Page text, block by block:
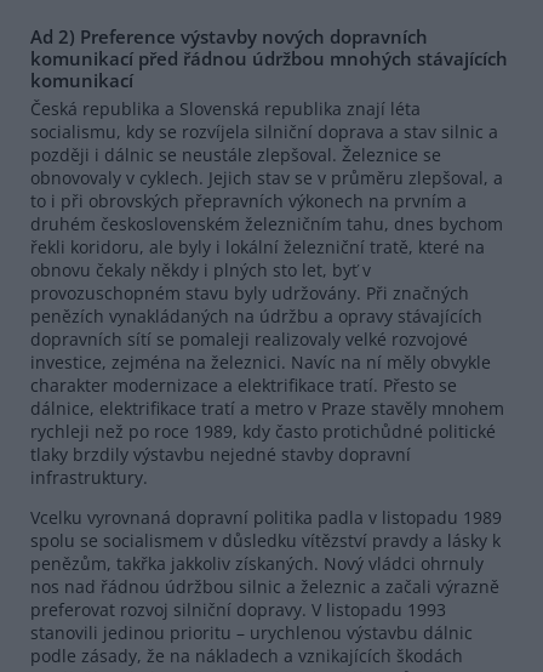
Ad 2) Preference výstavby nových dopravních
komunikací před řádnou údržbou mnohých stávajících
komunikací
Česká republika a Slovenská republika znají léta
socialismu, kdy se rozvíjela silniční doprava a stav silnic a
později i dálnic se neustále zlepšoval. Železnice se
obnovovaly v cyklech. Jejich stav se v průměru zlepšoval, a
to i při obrovských přepravních výkonech na prvním a
druhém československém železničním tahu, dnes bychom
řekli koridoru, ale byly i lokální železniční tratě, které na
obnovu čekaly někdy i plných sto let, byť v
provozuschopném stavu byly udržovány. Při značných
penězích vynakládaných na údržbu a opravy stávajících
dopravních sítí se pomaleji realizovaly velké rozvojové
investice, zejména na železnici. Navíc na ní měly obvykle
charakter modernizace a elektrifikace tratí. Přesto se
dálnice, elektrifikace tratí a metro v Praze stavěly mnohem
rychleji než po roce 1989, kdy často protichůdné politické
tlaky brzdily výstavbu nejedné stavby dopravní
infrastruktury.
Vcelku vyrovnaná dopravní politika padla v listopadu 1989
spolu se socialismem v důsledku vítězství pravdy a lásky k
penězům, takřka jakkoliv získaných. Nový vládci ohrnuly
nos nad řádnou údržbou silnic a železnic a začali výrazně
preferovat rozvoj silniční dopravy. V listopadu 1993
stanovili jedinou prioritu – urychlenou výstavbu dálnic
podle zásady, že na nákladech a vznikajících škodách